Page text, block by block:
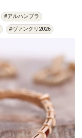
#アルハンブラ
#ヴァンクリ2026